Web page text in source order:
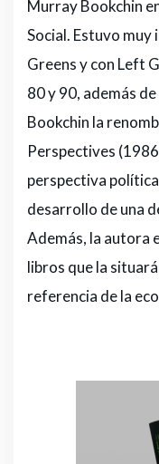
Murray Bookchin
Social. Estuvo
Greens y con Left
80 y 90, además
Bookchin la
Perspectives
perspectiva
desarrollo de una
Además, la autora
libros que la
referencia de la